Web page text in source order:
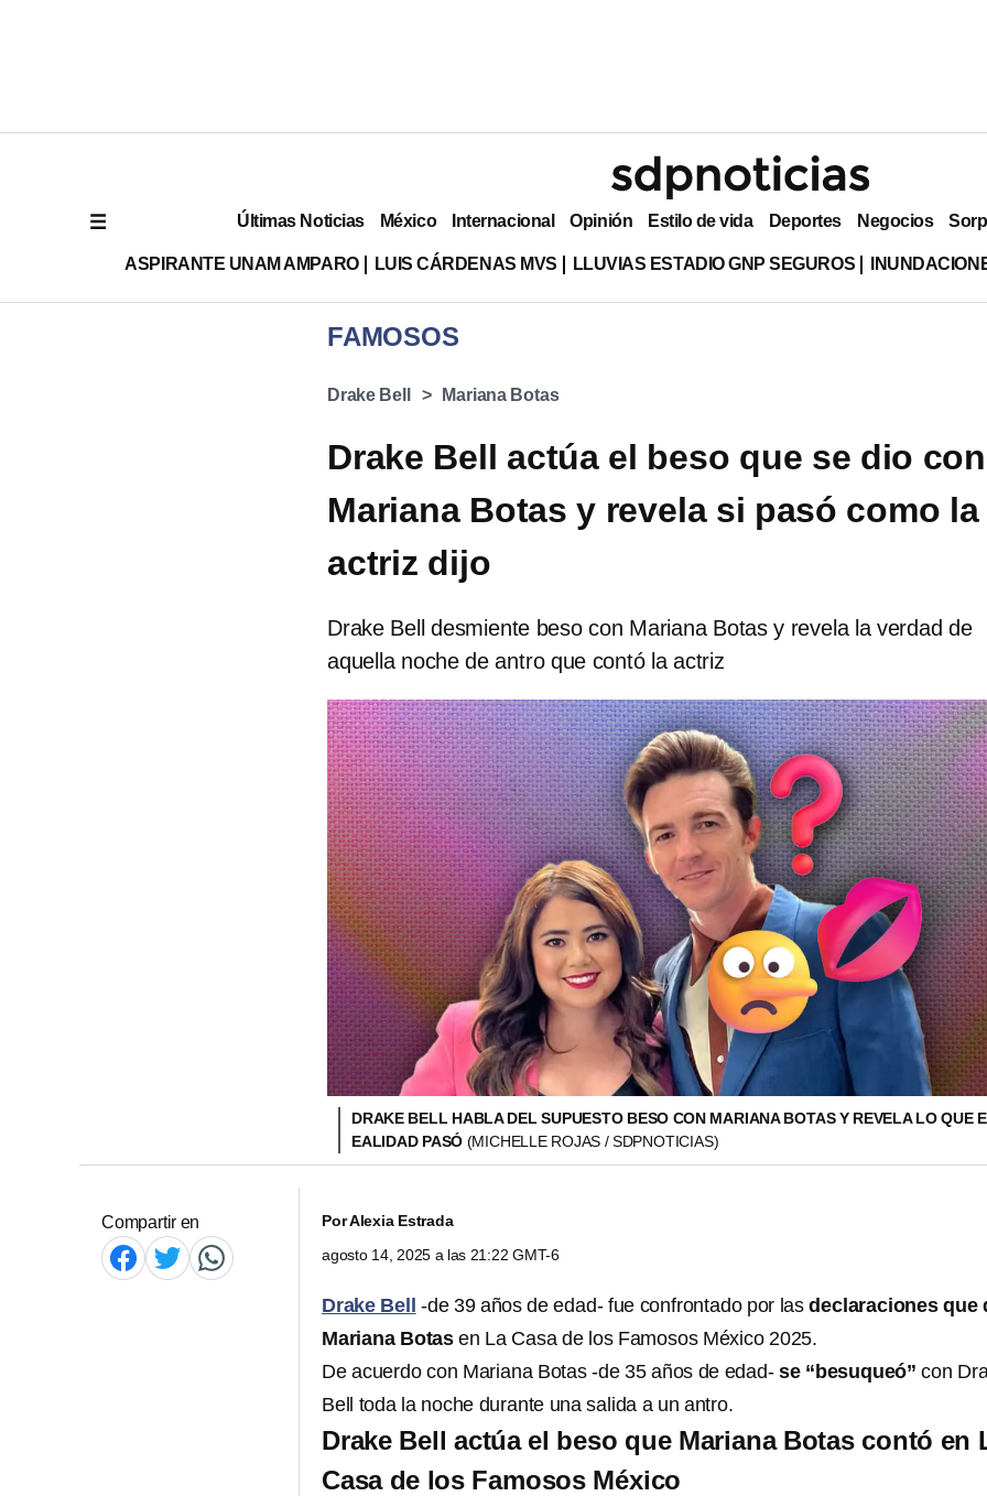
Últimas Noticias México Internacional Opinión Estilo de vida Deportes Negocios
ASPIRANTE UNAM AMPARO LUIS CÁRDENAS MVS LLUVIAS ESTADIO GNP SEGUROS
FAMOSOS
Drake Bell Mariana Botas
Drake Bell actúa el beso que se dio con
Mariana Botas y revela si pasó como la
actriz dijo
Drake Bell desmiente beso con Mariana Botas y revela la verdad de
aquella noche de antro que contó la actriz
DRAKE BELL HABLA DEL SUPUESTO BESO CON MARIANA BOTAS Y REVELA LO QUE
EALIDAD PASÓ (MICHELLE ROJAS / SDPNOTICIAS)
Compartir en PorAlexia Estrada
agosto 14, 2025 a las 21:22 GMT-6
Drake Bell -de 39 años de edad- fue confrontado por lasdeclaraciones que
Mariana Botas en La Casa de los Famosos México 2025.
De acuerdo con Mariana Botas -de 35 años de edad-se “besuqueó” con
Bell toda la noche durante una salida a un antro.
Drake Bell actúa el beso que Mariana Botas contó en
Casa de los Famosos México